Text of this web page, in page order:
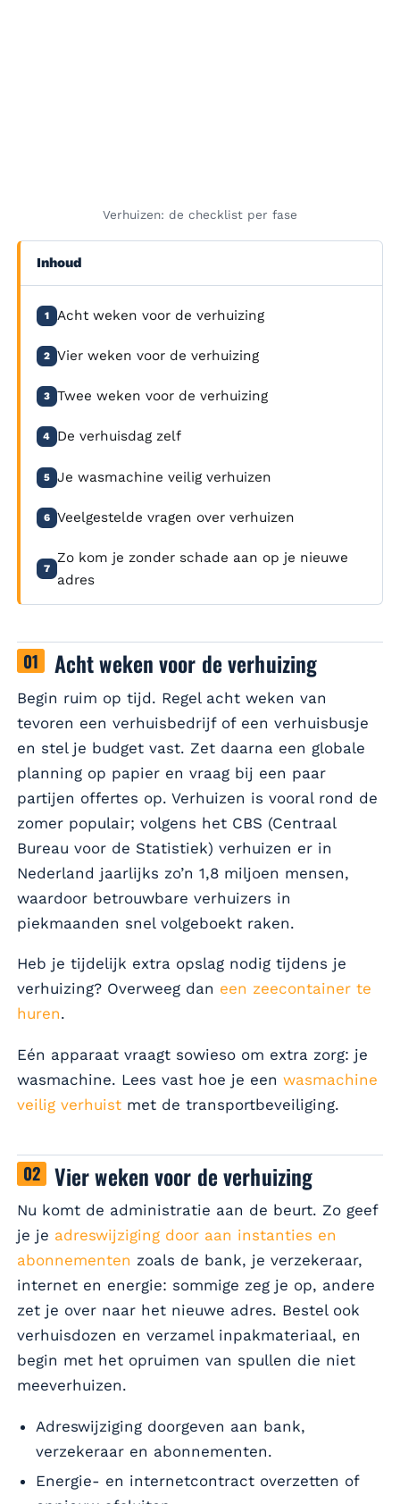
Verhuizen: de checklist per fase
Inhoud
1 Acht weken voor de verhuizing
2 Vier weken voor de verhuizing
3 Twee weken voor de verhuizing
4 De verhuisdag zelf
5 Je wasmachine veilig verhuizen
6 Veelgestelde vragen over verhuizen
7
Zo kom je zonder schade aan op je nieuwe
adres
Acht weken voor de verhuizing
Begin ruim op tijd. Regel acht weken van
tevoren een verhuisbedrijf of een verhuisbusje
en stel je budget vast. Zet daarna een globale
planning op papier en vraag bij een paar
partijen offertes op. Verhuizen is vooral rond de
zomer populair; volgens het CBS (Centraal
Bureau voor de Statistiek) verhuizen er in
Nederland jaarlijks zo’n 1,8 miljoen mensen,
waardoor betrouwbare verhuizers in
piekmaanden snel volgeboekt raken.
Heb je tijdelijk extra opslag nodig tijdens je
verhuizing? Overweeg dan een zeecontainer te
huren.
Eén apparaat vraagt sowieso om extra zorg: je
wasmachine. Lees vast hoe je eenwasmachine
veilig verhuist met de transportbeveiliging.
Vier weken voor de verhuizing
Nu komt de administratie aan de beurt. Zo geef
je je adreswijziging door aan instanties en
abonnementen zoals de bank, je verzekeraar,
internet en energie: sommige zeg je op, andere
zet je over naar het nieuwe adres. Bestel ook
verhuisdozen en verzamel inpakmateriaal, en
begin met het opruimen van spullen die niet
meeverhuizen.
Adreswijziging doorgeven aan bank,
verzekeraar en abonnementen.
Energie- en internetcontract overzetten of